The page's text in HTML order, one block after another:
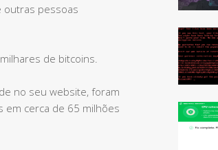
outras pessoas
de bitcoins.
no seu website, foram
em cerca de 65 milhões